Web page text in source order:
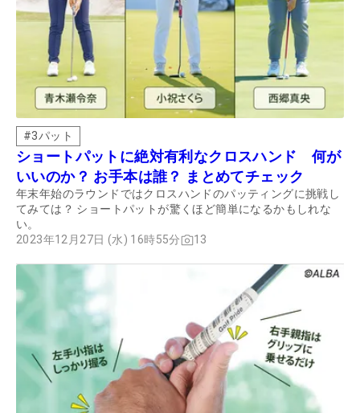
#3パット
ショートパットに絶対有利なクロスハンド 何が
いいのか？ お手本は誰？ まとめてチェック
年末年始のラウンドではクロスハンドのパッティングに挑戦し
てみては？ ショートパットが驚くほど簡単になるかもしれな
い。
2023年12月27日 (水) 16時55分
13